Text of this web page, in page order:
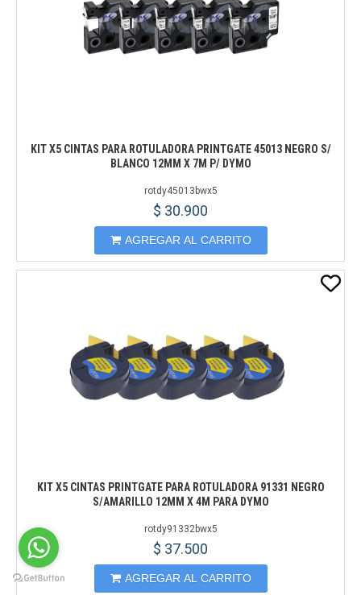
KIT X5 CINTAS PARA ROTULADORA PRINTGATE 45013 NEGRO S/
BLANCO 12MM X 7M P/ DYMO
rotdy45013bwx5
$ 30.900
AGREGAR AL CARRITO
KIT X5 CINTAS PRINTGATE PARA ROTULADORA 91331 NEGRO
S/AMARILLO 12MM X 4M PARA DYMO
rotdy91332bwx5
$ 37.500
AGREGAR AL CARRITO